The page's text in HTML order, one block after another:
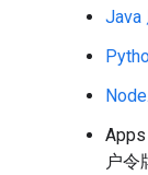
Java
户令